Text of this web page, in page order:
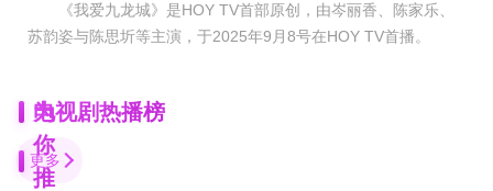
《我爱九龙城》是HOY TV首部原创，由岑丽香、陈家乐、
苏韵姿与陈思圻等主演，于2025年9月8号在HOY TV首播。
为
你
推
电视剧热播榜
更多